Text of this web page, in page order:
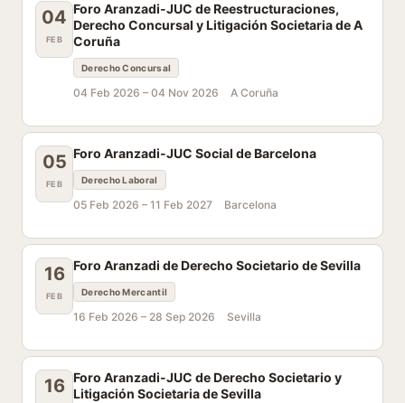
04
FEB
Foro Aranzadi-JUC de Reestructuraciones,
Derecho Concursal y Litigación Societaria de A
Coruña
Derecho Concursal
04 Feb 2026 – 04 Nov 2026 A Coruña
05
FEB
Foro Aranzadi-JUC Social de Barcelona
Derecho Laboral
05 Feb 2026 – 11 Feb 2027 Barcelona
16
FEB
Foro Aranzadi de Derecho Societario de Sevilla
Derecho Mercantil
16 Feb 2026 – 28 Sep 2026 Sevilla
16 Foro Aranzadi-JUC de Derecho Societario y
Litigación Societaria de Sevilla